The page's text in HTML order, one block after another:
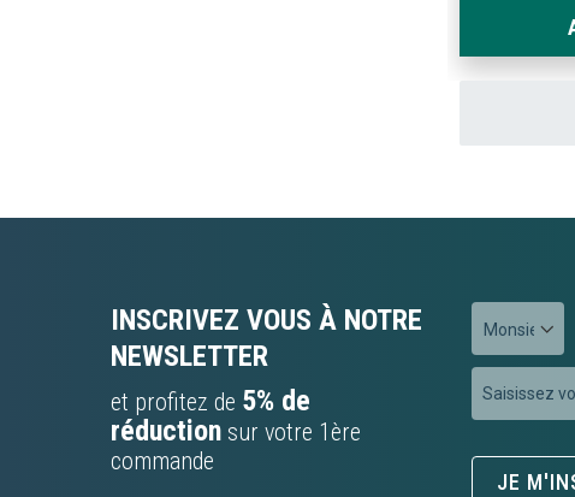
INSCRIVEZ VOUS À NOTRE
NEWSLETTER
et profitez de 5% de
réduction sur votre 1ère
commande
newsletter
JE